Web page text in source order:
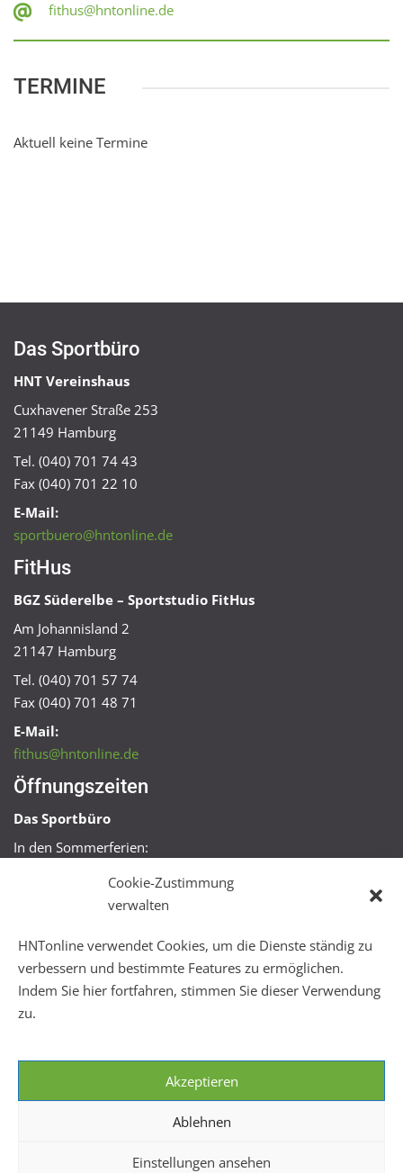
Cookie-Zustimmung
verwalten
HNTonline verwendet Cookies, um die Dienste ständig zu
verbessern und bestimmte Features zu ermöglichen.
Indem Sie hier fortfahren, stimmen Sie dieser Verwendung
zu.
Akzeptieren
Ablehnen
Einstellungen ansehen
fithus@hntonline.de
TERMINE
Aktuell keine Termine
Das Sportbüro
HNT Vereinshaus
Cuxhavener Straße 253
21149 Hamburg
Tel. (040) 701 74 43
Fax (040) 701 22 10
E-Mail:
sportbuero@hntonline.de
FitHus
BGZ Süderelbe – Sportstudio FitHus
Am Johannisland 2
21147 Hamburg
Tel. (040) 701 57 74
Fax (040) 701 48 71
E-Mail:
fithus@hntonline.de
Öffnungszeiten
Das Sportbüro
In den Sommerferien:
Mo + Mi 16:00 – 18:00 Uhr
Mo – Fr 08:00 – 22:00 Uhr
Sa + So 10:00 – 18:00 Uhr